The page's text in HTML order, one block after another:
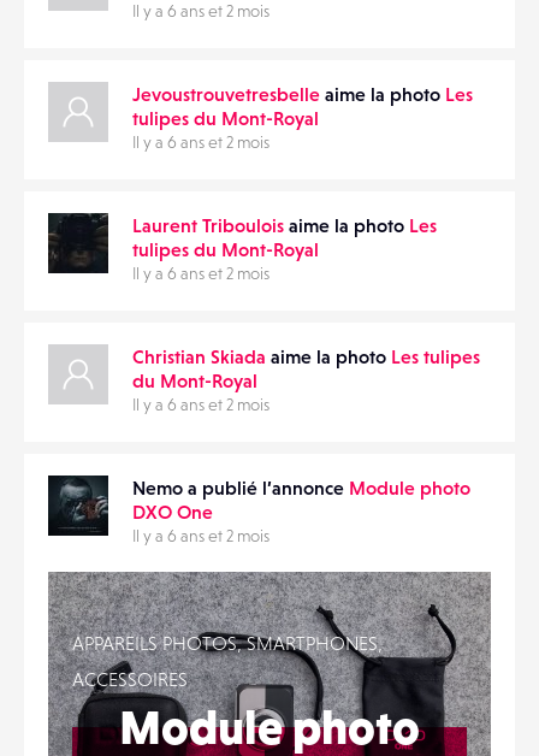
Il y a 6 ans et 2 mois
Jevoustrouvetresbelle aime la photo Les
tulipes du Mont-Royal
Il y a 6 ans et 2 mois
Laurent Triboulois aime la photo Les
tulipes du Mont-Royal
Il y a 6 ans et 2 mois
Christian Skiada aime la photo Les tulipes
du Mont-Royal
Il y a 6 ans et 2 mois
Nemo a publié l’annonce Module photo
DXO One
Il y a 6 ans et 2 mois
APPAREILS PHOTOS, SMARTPHONES,
ACCESSOIRES
Module photo